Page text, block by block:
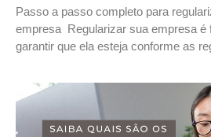
Passo a passo completo para
empresa Regularizar sua empresa é
garantir que ela esteja conforme as